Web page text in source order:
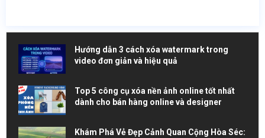
Hướng dẫn 3 cách xóa watermark trong
video đơn giản và hiệu quả
Top 5 công cụ xóa nền ảnh online tốt nhất
dành cho bán hàng online và designer
Khám Phá Vẻ Đẹp Cảnh Quan Cộng Hòa Séc: